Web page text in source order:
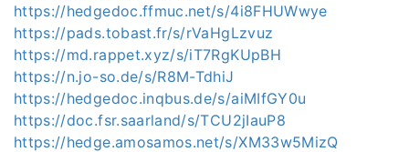
https://hedgedoc.ffmuc.net/s/4i8FHUWwye
https://pads.tobast.fr/s/rVaHgLzvuz
https://md.rappet.xyz/s/iT7RgKUpBH
https://n.jo-so.de/s/R8M-TdhiJ
https://hedgedoc.inqbus.de/s/aiMIfGY0u
https://doc.fsr.saarland/s/TCU2jIauP8
https://hedge.amosamos.net/s/XM33w5MizQ